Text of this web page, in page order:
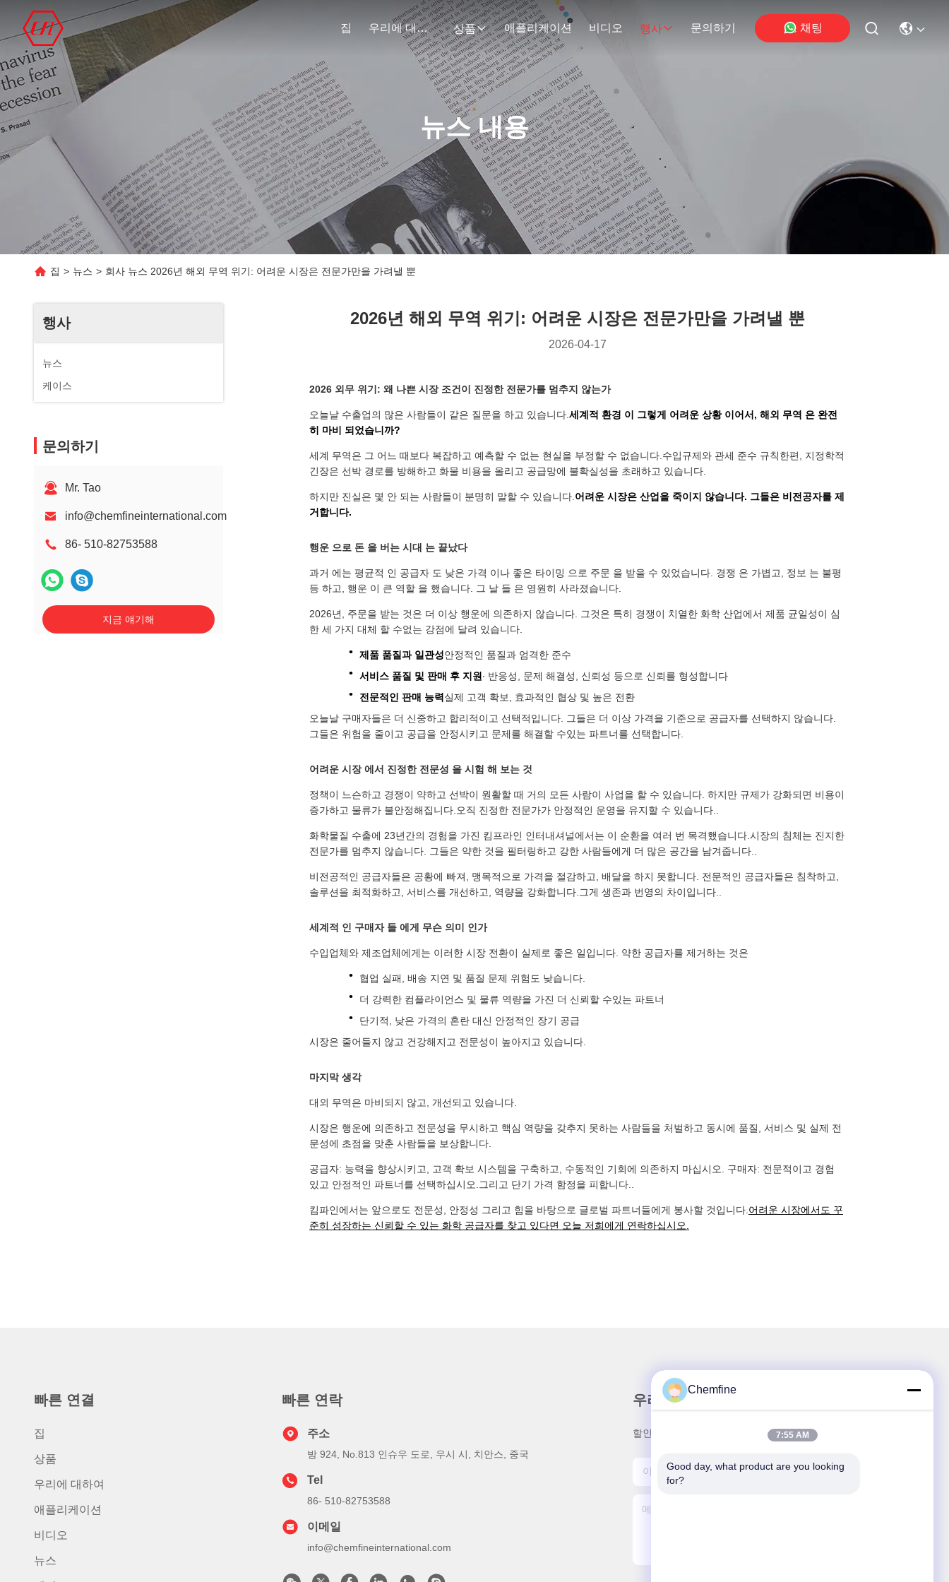
집 우리에 대하여 상품 애플리케이션 비디오 행사 문의하기 채팅
뉴스 내용
집 > 뉴스 > 회사 뉴스 2026년 해외 무역 위기: 어려운 시장은 전문가만을 가려낼 뿐
행사
뉴스
케이스
문의하기
Mr. Tao
info@chemfineinternational.com
86- 510-82753588
지금 얘기해
2026년 해외 무역 위기: 어려운 시장은 전문가만을 가려낼 뿐
2026-04-17
2026 외무 위기: 왜 나쁜 시장 조건이 진정한 전문가를 멈추지 않는가
오늘날 수출업의 많은 사람들이 같은 질문을 하고 있습니다. 세계적 환경 이 그렇게 어려운 상황 이어서, 해외 무역 은 완전
히 마비 되었습니까?
세계 무역은 그 어느 때보다 복잡하고 예측할 수 없는 현실을 부정할 수 없습니다.수입규제와 관세 준수 규칙한편, 지정학적
긴장은 선박 경로를 방해하고 화물 비용을 올리고 공급망에 불확실성을 초래하고 있습니다.
하지만 진실은 몇 안 되는 사람들이 분명히 말할 수 있습니다. 어려운 시장은 산업을 죽이지 않습니다. 그들은 비전공자를 제
거합니다.
행운 으로 돈 을 버는 시대 는 끝났다
과거 에는 평균적 인 공급자 도 낮은 가격 이나 좋은 타이밍 으로 주문 을 받을 수 있었습니다. 경쟁 은 가볍고, 정보 는 불평
등 하고, 행운 이 큰 역할 을 했습니다. 그 날 들 은 영원히 사라졌습니다.
2026년, 주문을 받는 것은 더 이상 행운에 의존하지 않습니다. 그것은 특히 경쟁이 치열한 화학 산업에서 제품 균일성이 심
한 세 가지 대체 할 수없는 강점에 달려 있습니다.
제품 품질과 일관성안정적인 품질과 엄격한 준수
서비스 품질 및 판매 후 지원 ∙ 반응성, 문제 해결성, 신뢰성 등으로 신뢰를 형성합니다
전문적인 판매 능력실제 고객 확보, 효과적인 협상 및 높은 전환
오늘날 구매자들은 더 신중하고 합리적이고 선택적입니다. 그들은 더 이상 가격을 기준으로 공급자를 선택하지 않습니다.
그들은 위험을 줄이고 공급을 안정시키고 문제를 해결할 수있는 파트너를 선택합니다.
어려운 시장 에서 진정한 전문성 을 시험 해 보는 것
정책이 느슨하고 경쟁이 약하고 선박이 원활할 때 거의 모든 사람이 사업을 할 수 있습니다. 하지만 규제가 강화되면 비용이
증가하고 물류가 불안정해집니다.오직 진정한 전문가가 안정적인 운영을 유지할 수 있습니다..
화학물질 수출에 23년간의 경험을 가진 킴프라인 인터내셔널에서는 이 순환을 여러 번 목격했습니다.시장의 침체는 진지한
전문가를 멈추지 않습니다. 그들은 약한 것을 필터링하고 강한 사람들에게 더 많은 공간을 남겨줍니다..
비전공적인 공급자들은 공황에 빠져, 맹목적으로 가격을 절감하고, 배달을 하지 못합니다. 전문적인 공급자들은 침착하고,
솔루션을 최적화하고, 서비스를 개선하고, 역량을 강화합니다.그게 생존과 번영의 차이입니다..
세계적 인 구매자 들 에게 무슨 의미 인가
수입업체와 제조업체에게는 이러한 시장 전환이 실제로 좋은 일입니다. 약한 공급자를 제거하는 것은
협업 실패, 배송 지연 및 품질 문제 위험도 낮습니다.
더 강력한 컴플라이언스 및 물류 역량을 가진 더 신뢰할 수있는 파트너
단기적, 낮은 가격의 혼란 대신 안정적인 장기 공급
시장은 줄어들지 않고 건강해지고 전문성이 높아지고 있습니다.
마지막 생각
대외 무역은 마비되지 않고, 개선되고 있습니다.
시장은 행운에 의존하고 전문성을 무시하고 핵심 역량을 갖추지 못하는 사람들을 처벌하고 동시에 품질, 서비스 및 실제 전
문성에 초점을 맞춘 사람들을 보상합니다.
공급자: 능력을 향상시키고, 고객 확보 시스템을 구축하고, 수동적인 기회에 의존하지 마십시오. 구매자: 전문적이고 경험
있고 안정적인 파트너를 선택하십시오.그리고 단기 가격 함정을 피합니다..
킴파인에서는 앞으로도 전문성, 안정성 그리고 힘을 바탕으로 글로벌 파트너들에게 봉사할 것입니다. 어려운 시장에서도 꾸
준히 성장하는 신뢰할 수 있는 화학 공급자를 찾고 있다면 오늘 저희에게 연락하십시오.
빠른 연결
집
상품
우리에 대하여
애플리케이션
비디오
뉴스
빠른 연락
주소
방 924, No.813 인슈우 도로, 우시 시, 치안스, 중국
Tel
86- 510-82753588
이메일
info@chemfineinternational.com
우리 뉴스레터
할인 및 더 많은 정보를 얻기 위해 뉴스레터에 가입하십시오.
Chemfine
7:55 AM
Good day, what product are you looking
for?